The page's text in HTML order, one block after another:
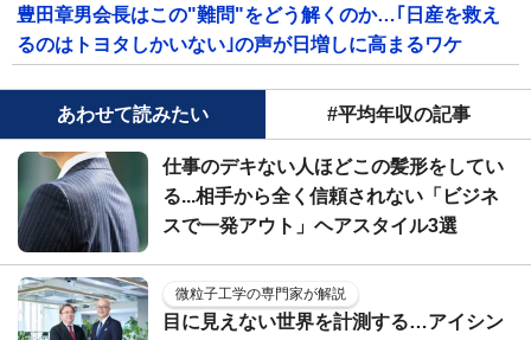
豊田章男会長はこの"難問"をどう解くのか…｢日産を救え
るのはトヨタしかいない｣の声が日増しに高まるワケ
あわせて読みたい #平均年収の記事
仕事のデキない人ほどこの髪形をしてい
る...相手から全く信頼されない「ビジネ
スで一発アウト」ヘアスタイル3選
微粒子工学の専門家が解説
目に見えない世界を計測する…アイシン